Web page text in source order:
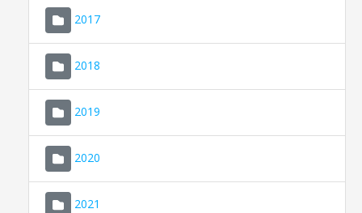
2017
2018
2019
2020
2021